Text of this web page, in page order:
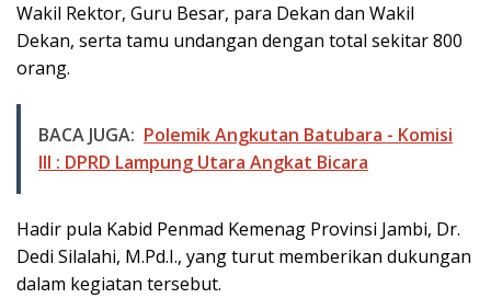
Wakil Rektor, Guru Besar, para Dekan dan Wakil
Dekan, serta tamu undangan dengan total sekitar 800
orang.
BACA JUGA: Polemik Angkutan Batubara - Komisi
III : DPRD Lampung Utara Angkat Bicara
Hadir pula Kabid Penmad Kemenag Provinsi Jambi, Dr.
Dedi Silalahi, M.Pd.I., yang turut memberikan dukungan
dalam kegiatan tersebut.